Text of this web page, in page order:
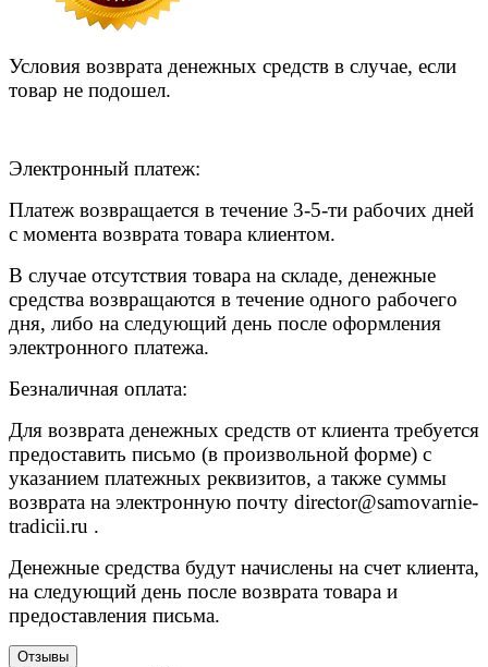
Условия возврата денежных средств в случае, если
товар не подошел.
Электронный платеж:
Платеж возвращается в течение 3-5-ти рабочих дней
с момента возврата товара клиентом.
В случае отсутствия товара на складе, денежные
средства возвращаются в течение одного рабочего
дня, либо на следующий день после оформления
электронного платежа.
Безналичная оплата:
Для возврата денежных средств от клиента требуется
предоставить письмо (в произвольной форме) с
указанием платежных реквизитов, а также суммы
возврата на электронную почту director@samovarnie-
tradicii.ru .
Денежные средства будут начислены на счет клиента,
на следующий день после возврата товара и
предоставления письма.
Отзывы